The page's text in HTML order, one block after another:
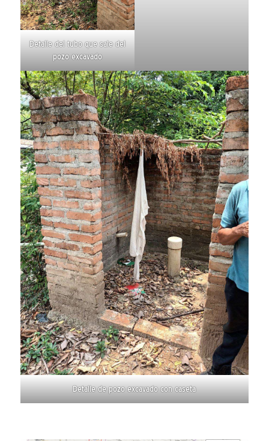
Detalle del tubo que sale del
pozo excavado
Detalle de pozo excavado con caseta